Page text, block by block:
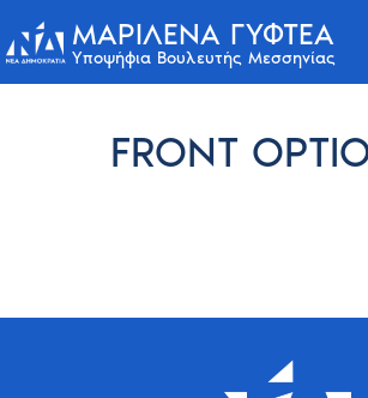
ΜΑΡΙΛΈΝΑ ΓΥΦΤΈΑ
Υποψήφια Βουλευτής Μεσσηνίας
FRONT